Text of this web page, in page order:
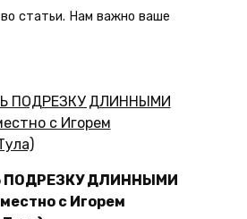
статьи. Нам важно ваше
ПОДРЕЗКУ ДЛИННЫМИ
с Игорем